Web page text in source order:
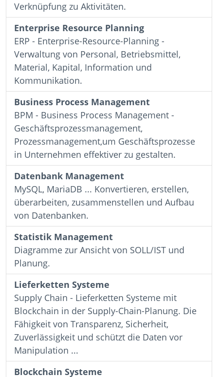
Verknüpfung zu Aktivitäten.
Enterprise Resource Planning
ERP - Enterprise-Resource-Planning -
Verwaltung von Personal, Betriebsmittel,
Material, Kapital, Information und
Kommunikation.
Business Process Management
BPM - Business Process Management -
Geschäftsprozessmanagement,
Prozessmanagement,um Geschäftsprozesse
in Unternehmen effektiver zu gestalten.
Datenbank Management
MySQL, MariaDB ... Konvertieren, erstellen,
überarbeiten, zusammenstellen und Aufbau
von Datenbanken.
Statistik Management
Diagramme zur Ansicht von SOLL/IST und
Planung.
Lieferketten Systeme
Supply Chain - Lieferketten Systeme mit
Blockchain in der Supply-Chain-Planung. Die
Fähigkeit von Transparenz, Sicherheit,
Zuverlässigkeit und schützt die Daten vor
Manipulation ...
Blockchain Systeme